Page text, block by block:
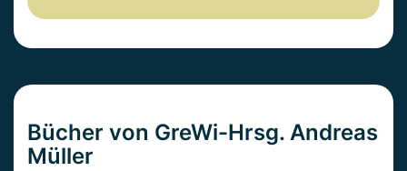
Bücher von GreWi-Hrsg. Andreas
Müller